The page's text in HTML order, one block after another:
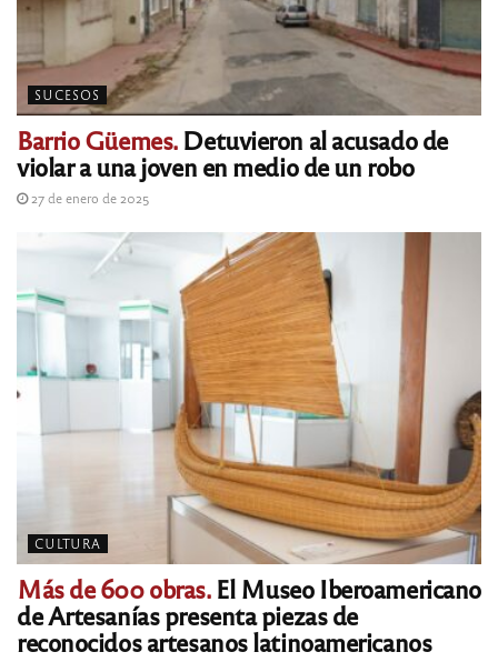
SUCESOS
Barrio Güemes.Detuvieron al acusado de
violar a una joven en medio de un robo
27 de enero de 2025
CULTURA
Más de 600 obras.El Museo Iberoamericano
de Artesanías presenta piezas de
reconocidos artesanos latinoamericanos